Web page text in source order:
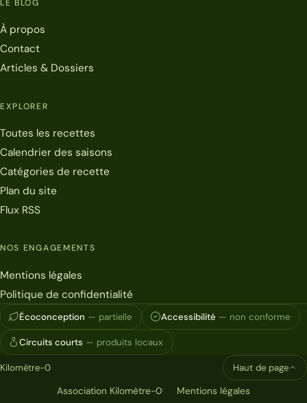
LE BLOG
À propos
Contact
Articles & Dossiers
EXPLORER
Toutes les recettes
Calendrier des saisons
Catégories de recette
Plan du site
Flux RSS
NOS ENGAGEMENTS
Mentions légales
Politique de confidentialité
Écoconception — partielle Accessibilité — non conforme
Circuits courts — produits locaux
Kilomètre-0
Association Kilomètre-0 Mentions légales
Haut de page